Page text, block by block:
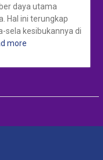
daya utama
Hal ini terungkap
sela kesibukannya di
more